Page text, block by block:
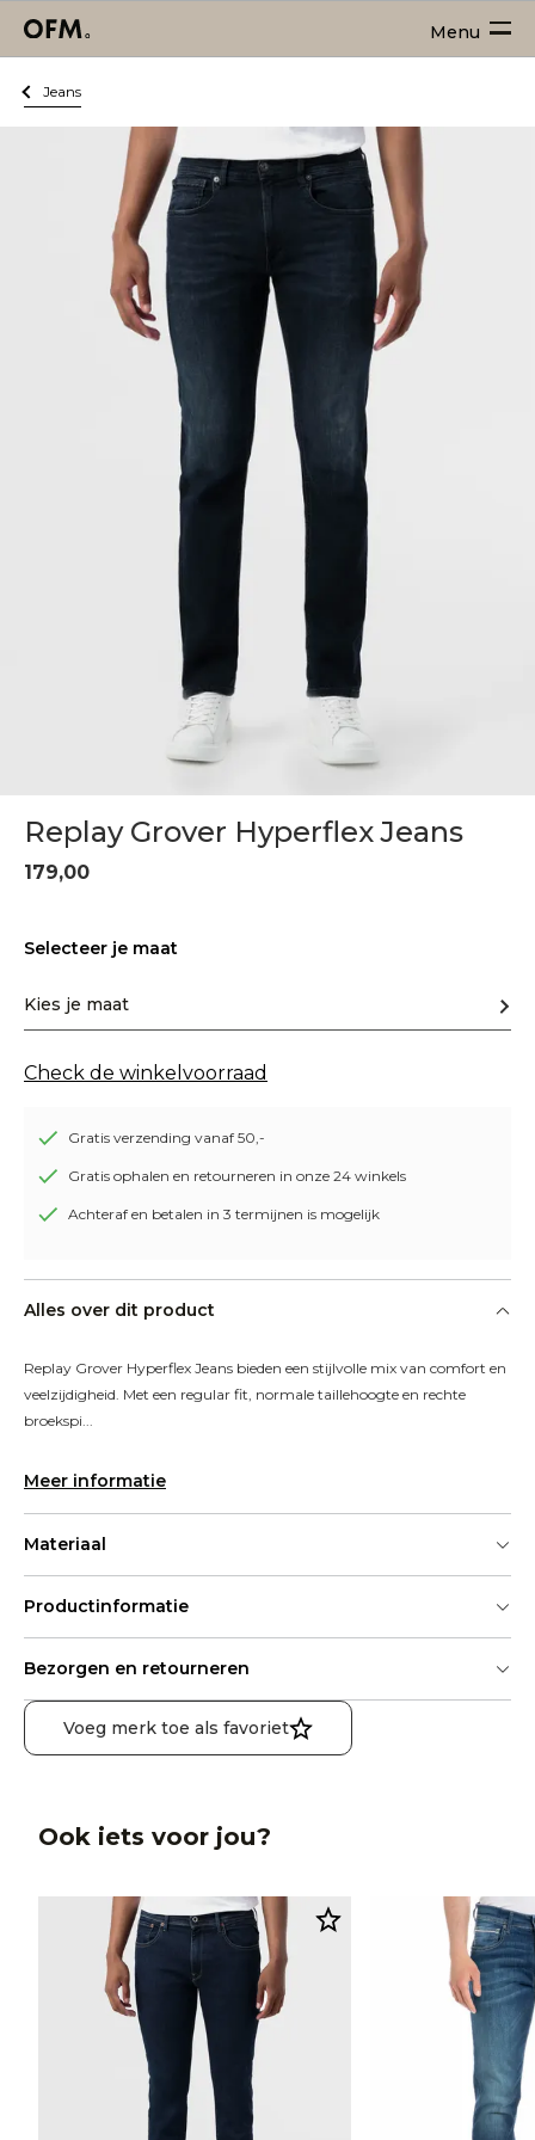
Menu
Jeans
Replay Grover Hyperflex Jeans
179,00
Selecteer je maat
Kies je maat
Check de winkelvoorraad
Gratis verzending vanaf 50,-
Gratis ophalen en retourneren in onze 24 winkels
Achteraf en betalen in 3 termijnen is mogelijk
Alles over dit product
Replay Grover Hyperflex Jeans bieden een stijlvolle mix van comfort en
veelzijdigheid. Met een regular fit, normale taillehoogte en rechte
broekspi...
Meer informatie
Materiaal
Productinformatie
Bezorgen en retourneren
Voeg merk toe als favoriet
Ook iets voor jou?